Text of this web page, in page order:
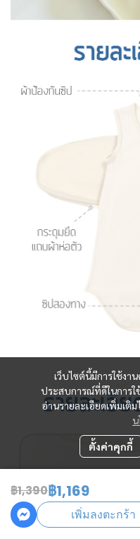
฿1,390฿1,169
เพิ่มลงตะกร้า
เว็บไซต์นี้มีการใช้ง
ประสบการณ์ที่ดีในการใ
อ่านรายละเอียดเพิ่มเติม
ตั้งค่าคุกกี้